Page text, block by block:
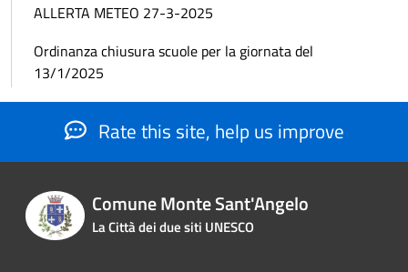
ALLERTA METEO 27-3-2025
Ordinanza chiusura scuole per la giornata del
13/1/2025
Rate this site, help us improve
Comune Monte Sant'Angelo
La Città dei due siti UNESCO